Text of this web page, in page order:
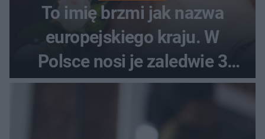
To imię brzmi jak nazwa
europejskiego kraju. W
Polsce nosi je zaledwie 3
kobiety